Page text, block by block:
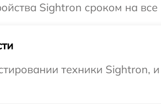
Sightron сроком на
техники Sightron, и